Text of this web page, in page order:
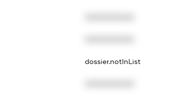
dossier.notInList